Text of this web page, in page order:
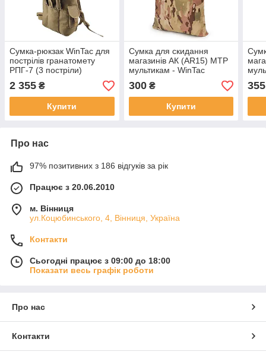
Сумка-рюкзак WinTac для
пострілів гранатомету
РПГ-7 (3 постріли)
Cordura nylon койот
2 355 ₴
Купити
Сумка для скидання
магазинів АК (АR15) МТР
мультикам - WinTac
300₴
Купити
355
Про нас
97% позитивних з 186 відгуків за рік
Працює з 20.06.2010
м. Вінниця
ул.Коцюбинського, 4, Вінниця, Україна
Контакти
Сьогодні працює з 09:00 до 18:00
Показати весь графік роботи
Про нас
Контакти